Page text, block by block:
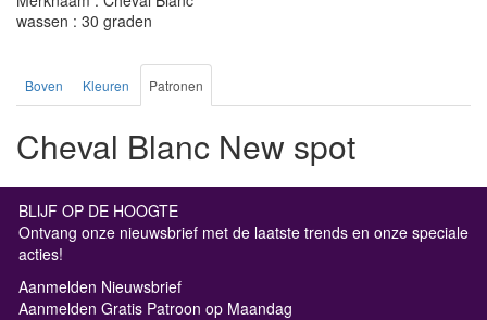
wassen : 30 graden
Boven Kleuren Patronen
Cheval Blanc New spot
BLIJF OP DE HOOGTE
Ontvang onze nieuwsbrief met de laatste trends en onze speciale
acties!
Aanmelden Nieuwsbrief
Aanmelden Gratis Patroon op Maandag